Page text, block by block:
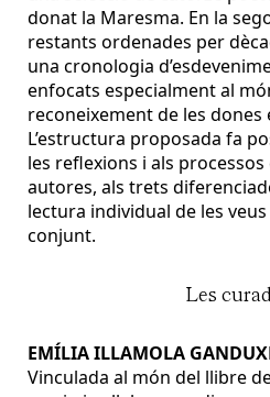
donat la Maresma. En la
restants ordenades per
una cronologia
enfocats especialment al
reconeixement de les dones
L’estructura proposada fa
les reflexions i als
autores, als trets
lectura individual de les
conjunt.
Les
EMÍLIA ILLAMOLA
Vinculada al món del llibre